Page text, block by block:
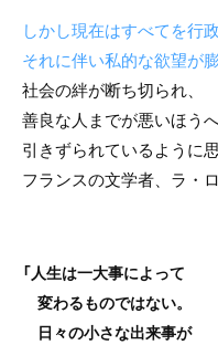
しかし現在はすべてを行
それに伴い私的な欲望が
社会の絆が断ち切られ、
善良な人までが悪いほう
引きずられているように
フランスの文学者、ラ・
「人生は一大事によって
変わるものではない。
日々の小さな出来事が